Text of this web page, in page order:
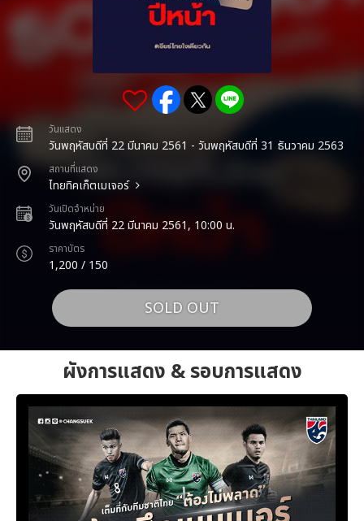
วันแสดง
วันพฤหัสบดีที่ 22 มีนาคม 2561 - วันพฤหัสบดีที่ 31 ธันวาคม 2563
สถานที่แสดง
ไทยทิคเก็ตเมเจอร์
วันเปิดจำหน่าย
วันพฤหัสบดีที่ 22 มีนาคม 2561, 10:00 น.
ราคาบัตร
1,200 / 150
SOLD OUT
ผังการแสดง & รอบการแสดง